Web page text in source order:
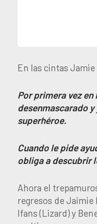
En las cintas
Por primera vez
desenmascarado
superhéroe.
Cuando le pide
obliga a descubrir
Ahora el
regresos de Jaimie
Ifans (Lizard) y